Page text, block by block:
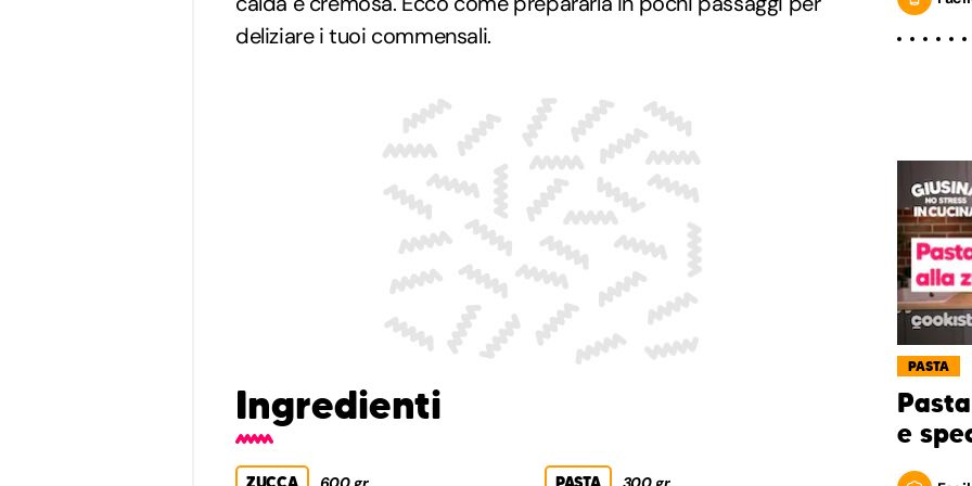
deliziare i tuoi commensali.
Ingredienti
PASTA
e